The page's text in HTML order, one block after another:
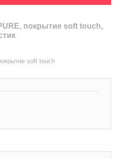
покрытие soft touch,
soft touch